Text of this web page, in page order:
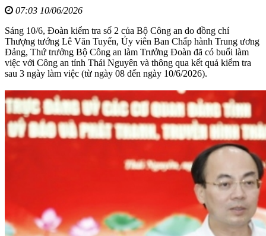
07:03 10/06/2026
Sáng 10/6, Đoàn kiểm tra số 2 của Bộ Công an do đồng chí
Thượng tướng Lê Văn Tuyến, Ủy viên Ban Chấp hành Trung ương
Đảng, Thứ trưởng Bộ Công an làm Trưởng Đoàn đã có buổi làm
việc với Công an tỉnh Thái Nguyên và thông qua kết quả kiểm tra
sau 3 ngày làm việc (từ ngày 08 đến ngày 10/6/2026).